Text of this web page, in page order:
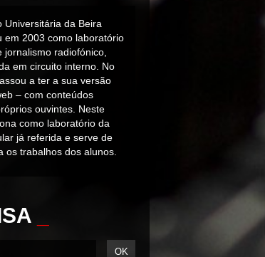
Universitária da Beira
em 2003 como laboratório
jornalismo radiofónico,
em circuito interno. No
a ter a sua versão
– com conteúdos
ouvintes. Neste
como laboratório da
já referida e serve de
os trabalhos dos alunos.